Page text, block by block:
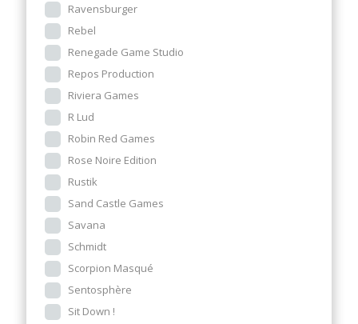
Ravensburger
Rebel
Renegade Game Studio
Repos Production
Riviera Games
R Lud
Robin Red Games
Rose Noire Edition
Rustik
Sand Castle Games
Savana
Schmidt
Scorpion Masqué
Sentosphère
Sit Down !